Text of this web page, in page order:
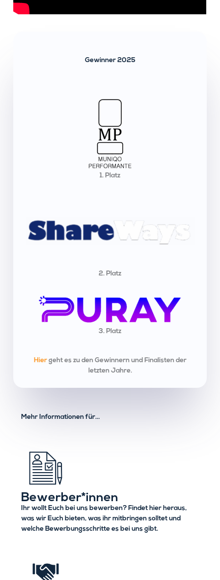
Gewinner 2025
1. Platz
2. Platz
3. Platz
Hiergeht es zu den Gewinnern und Finalisten der
letzten Jahre.
Mehr Informationen für…
Bewerber*innen
Ihr wollt Euch bei uns bewerben? Findet hier heraus,
was wir Euch bieten, was ihr mitbringen solltet und
welche Bewerbungsschritte es bei uns gibt.